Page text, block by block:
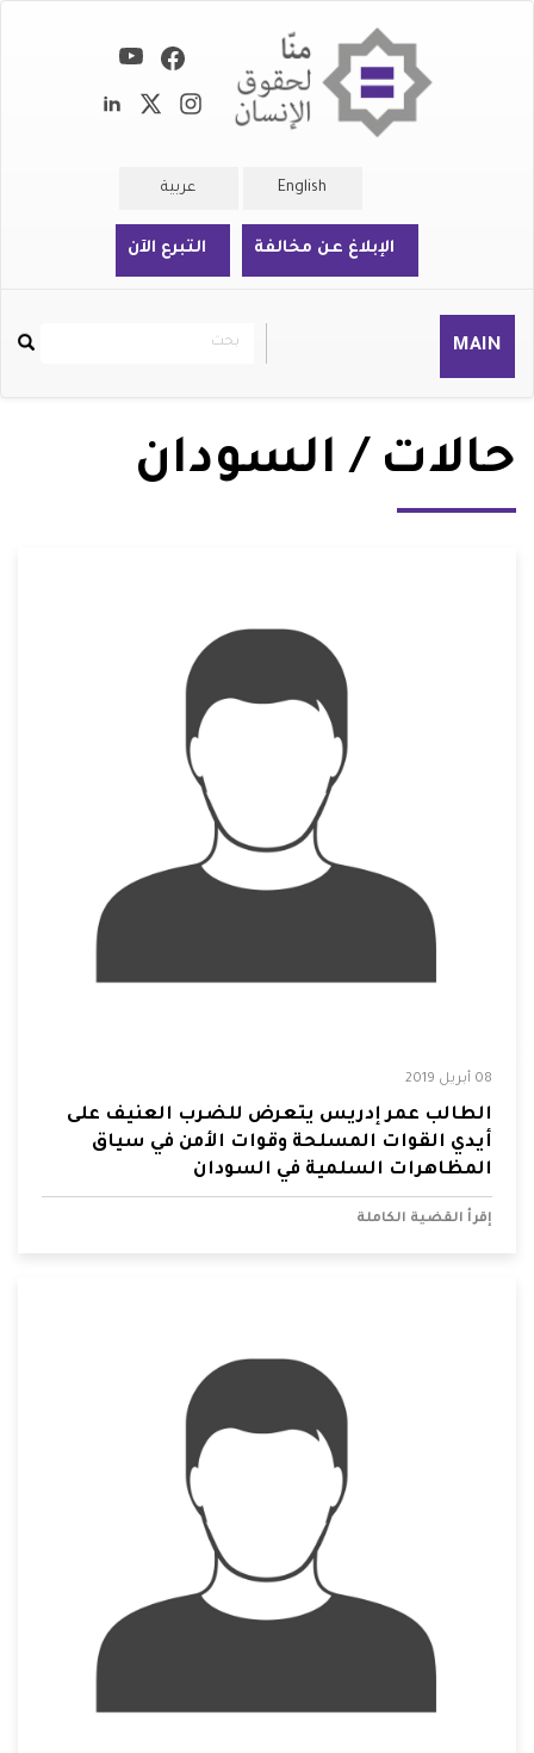
English عربية
الإبلاغ عن مخالفة التبرع الآن
MAIN
Rechercher
بحث
حالات / السودان
08 أبريل 2019
الطالب عمر إدريس يتعرض للضرب العنيف على
أيدي القوات المسلحة وقوات الأمن في سياق
المظاهرات السلمية في السودان
إقرأ القضية الكاملة